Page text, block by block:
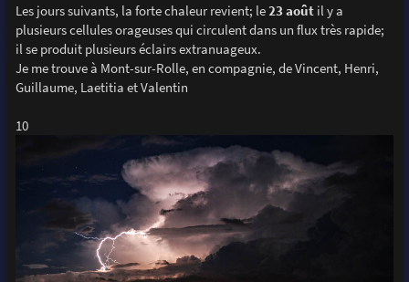
Les jours suivants, la forte chaleur revient; le23 aoûtil y a
plusieurs cellules orageuses qui circulent dans un flux très rapide;
il se produit plusieurs éclairs extranuageux.
Je me trouve à Mont-sur-Rolle, en compagnie, de Vincent, Henri,
Guillaume, Laetitia et Valentin
10